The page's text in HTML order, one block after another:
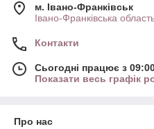
м. Івано-Франківськ
Івано-Франківська
Контакти
Сьогодні працює з
Показати весь графік
Про нас